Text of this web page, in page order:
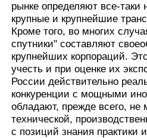
рынке определяют все-
крупные и крупнейшие
Кроме того, во многих
спутники" составляют
крупнейших корпораций.
учесть и при оценке их
России действительно
конкуренции с мощными
обладают, прежде всего,
технической,
с позиций знания